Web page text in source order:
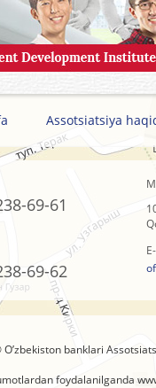
Assotsiatsiya
69-61
69-62
banklari
foydalanilganda